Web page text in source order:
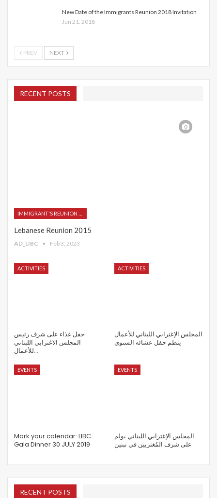
New Date of the Immigrants Reunion 2018 Invitation
Jun 21, 2018
PREV NEXT
RECENT POSTS
Lebanese Reunion 2015
AD_LIBC Feb 3, 2023
ACTIVITIES
حفل غذاء على شرف رئيس
المجلس الاغترابي اللبناني
للأعمال…
ACTIVITIES
المجلس الإغترابي اللبناني للأعمال
ينظم حفل عشائه السنوي
EVENTS
Mark your calendar: LIBC
Gala Dinner 30 JULY 2019
EVENTS
المجلس الإغترابي اللبناني يولم
على شرف المُغتربين في تبنين
RECENT POSTS